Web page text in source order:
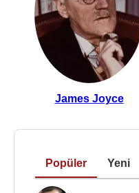
James Joyce
Popüler Yeni